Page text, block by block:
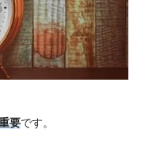
要です。